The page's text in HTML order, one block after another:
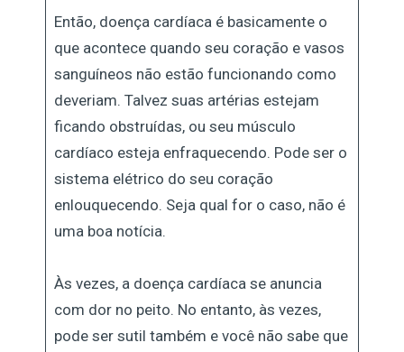
Então, doença cardíaca é basicamente o
que acontece quando seu coração e vasos
sanguíneos não estão funcionando como
deveriam. Talvez suas artérias estejam
ficando obstruídas, ou seu músculo
cardíaco esteja enfraquecendo. Pode ser o
sistema elétrico do seu coração
enlouquecendo. Seja qual for o caso, não é
uma boa notícia.
Às vezes, a doença cardíaca se anuncia
com dor no peito. No entanto, às vezes,
pode ser sutil também e você não sabe que